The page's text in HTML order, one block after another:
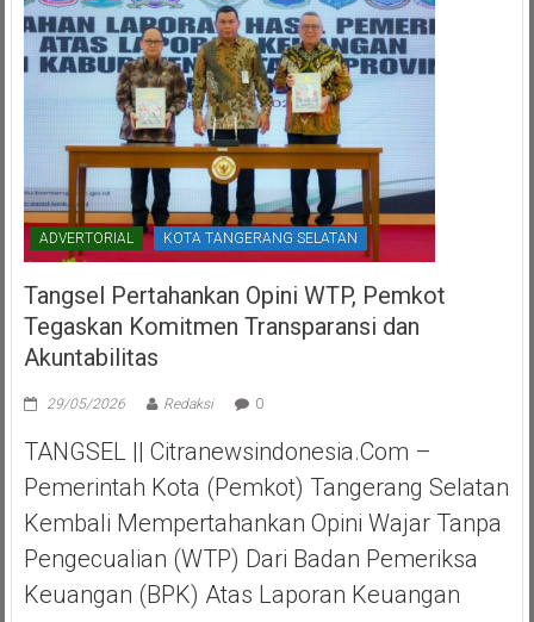
ADVERTORIAL KOTA TANGERANG SELATAN
Tangsel Pertahankan Opini WTP, Pemkot
Tegaskan Komitmen Transparansi dan
Akuntabilitas
29/05/2026 Redaksi 0
TANGSEL || Citranewsindonesia.com –
Pemerintah Kota (Pemkot) Tangerang Selatan
Kembali Mempertahankan Opini Wajar Tanpa
Pengecualian (WTP) Dari Badan Pemeriksa
Keuangan (BPK) Atas Laporan Keuangan